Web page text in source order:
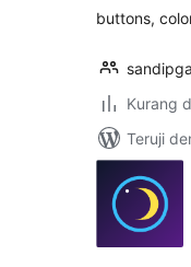
buttons,
Kurang
Teruji